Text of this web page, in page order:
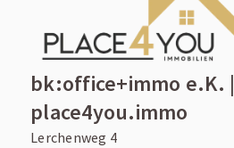
bk:office+immo e.K. |
place4you.immo
Lerchenweg 4